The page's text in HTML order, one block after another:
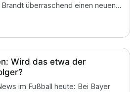
überraschend einen neuen...
Wird das etwa der
im Fußball heute: Bei Bayer